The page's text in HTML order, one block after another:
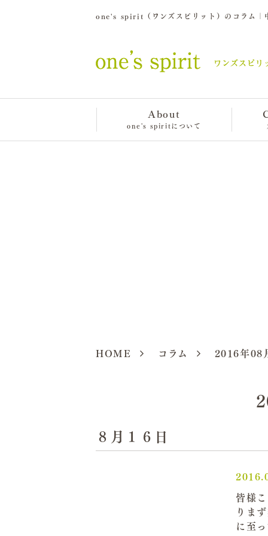
one's spirit（ワンズスピリット）のコラム｜
About
one's spiritについて
HOME コラム 2016年08
８月１６日
皆様
りま
に至